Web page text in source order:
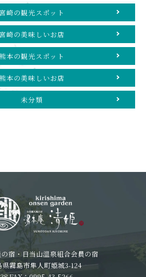
崎の観光スポット
崎の美味しいお店
本の観光スポット
本の美味しいお店
未分類
宿・日当山温泉組合会員の宿
県霧島市隼人町姫城3-124